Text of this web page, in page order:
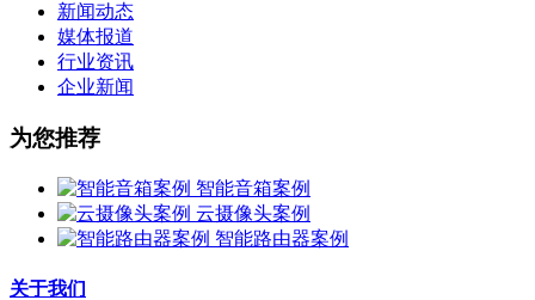
新闻动态
媒体报道
行业资讯
企业新闻
为您推荐
智能音箱案例
云摄像头案例
智能路由器案例
关于我们